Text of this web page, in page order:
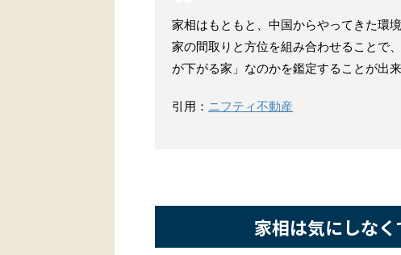
家相はもともと、中国からやってきた環境
家の間取りと方位を組み合わせることで
が下がる家」なのかを鑑定することが出来
引用： ニフティ不動産
家相は気にしな